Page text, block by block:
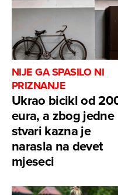
NIJE GA SPASILO NI
PRIZNANJE
Ukrao bicikl od
eura, a zbog jedne
stvari kazna je
narasla na devet
mjeseci